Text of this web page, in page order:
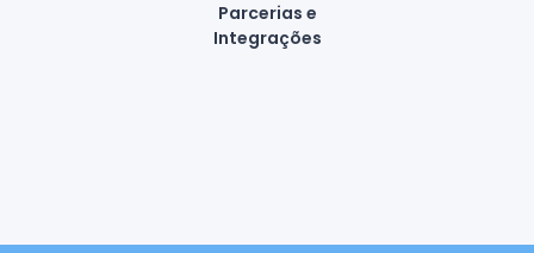
Parcerias e
Integrações